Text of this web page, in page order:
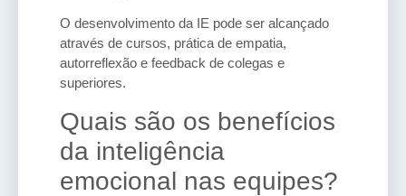
O desenvolvimento da IE pode ser alcançado
através de cursos, prática de empatia,
autorreflexão e feedback de colegas e
superiores.
Quais são os benefícios
da inteligência
emocional nas equipes?